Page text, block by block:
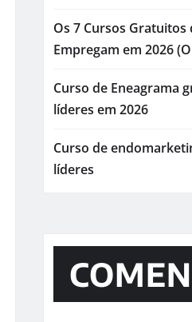
Os 7 Cursos Gratuitos
Empregam em 2026
Curso de Eneagrama
líderes em 2026
Curso de
líderes